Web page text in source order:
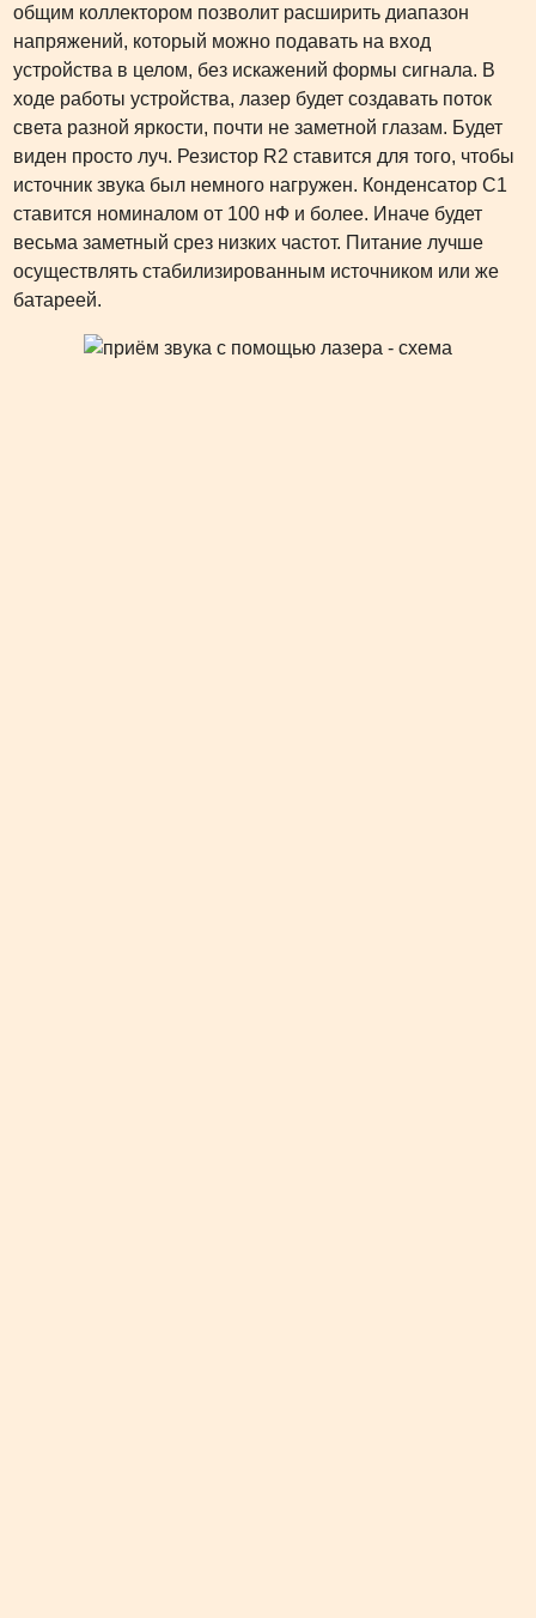
общим коллектором позволит расширить диапазон
напряжений, который можно подавать на вход
устройства в целом, без искажений формы сигнала. В
ходе работы устройства, лазер будет создавать поток
света разной яркости, почти не заметной глазам. Будет
виден просто луч. Резистор R2 ставится для того, чтобы
источник звука был немного нагружен. Конденсатор С1
ставится номиналом от 100 нФ и более. Иначе будет
весьма заметный срез низких частот. Питание лучше
осуществлять стабилизированным источником или же
батареей.